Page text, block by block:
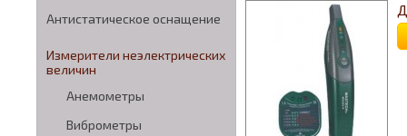
Антистатическое оснащение
Измерители неэлектрических
величин
Анемометры
Виброметры